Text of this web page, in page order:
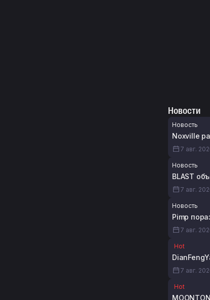
Новости
Новость
Noxville
7 авг.
Новость
BLAST
7 авг.
Новость
Pimp
7 авг.
Hot
7 авг.
Hot